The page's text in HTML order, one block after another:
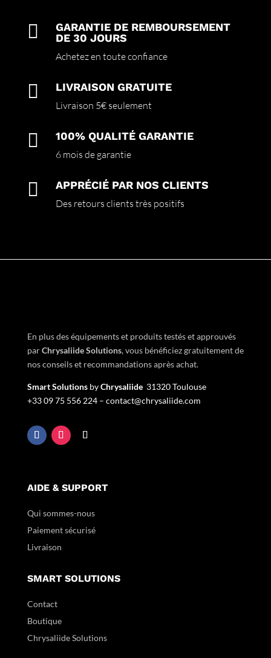

GARANTIE DE REMBOURSEMENT
DE 30 JOURS
Achetez en toute confiance
 LIVRAISON GRATUITE
Livraison 5€ seulement
 100% QUALITÉ GARANTIE
6 mois de garantie
 APPRÉCIÉ PAR NOS CLIENTS
Des retours clients très positifs
En plus des équipements et produits testés et approuvés
parChrysaliide Solutions,vous bénéficiez gratuitement de
nos conseils et recommandations après achat.
Smart Solutions byChrysaliide 31320 Toulouse
+3309 75 556 224 – contact@chrysaliide.com
AIDE & SUPPORT
Qui sommes-nous
Paiement sécurisé
Livraison
SMART SOLUTIONS
Contact
Boutique
Chrysaliide Solutions